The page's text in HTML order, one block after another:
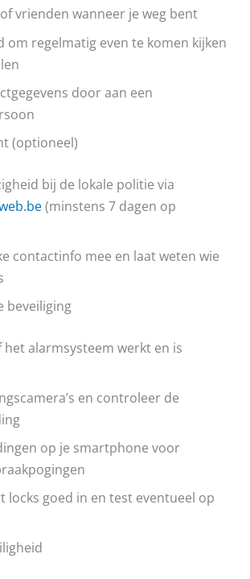
vrienden wanneer je weg bent
om regelmatig even te komen kijken
door aan een
(optioneel)
bij de lokale politie via
(minstens 7 dagen op
contactinfo mee en laat weten wie
beveiliging
alarmsysteem werkt en is
en controleer de
op je smartphone voor
locks goed in en test eventueel op